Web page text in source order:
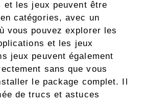
et les jeux peuvent être
catégories, avec un
vous pouvez explorer les
et les jeux
jeux peuvent également
sans que vous
le package complet. Il
de trucs et astuces